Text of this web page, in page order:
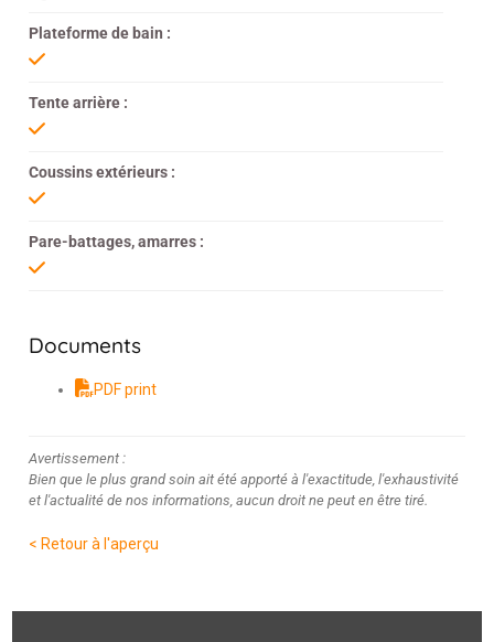
Plateforme de bain :
Tente arrière :
Coussins extérieurs :
Pare-battages, amarres :
Documents
PDF print
Avertissement :
Bien que le plus grand soin ait été apporté à l'exactitude, l'exhaustivité
et l'actualité de nos informations, aucun droit ne peut en être tiré.
< Retour à l'aperçu